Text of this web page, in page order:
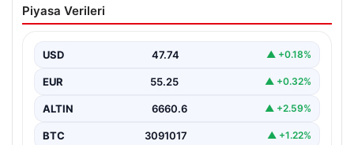
Sertifikalı Adresi Ve Muhabbet
Sanal ortamında insanların kaliteli bir şekilde bağlantı
olarak…
Piyasa Verileri
USD 47.74 ▲ +0.18%
EUR 55.25 ▲ +0.32%
ALTIN 6660.6 ▲ +2.59%
BTC 3091017 ▲ +1.22%